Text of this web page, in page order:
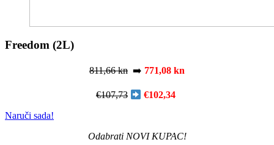
Freedom (2L)
811,66 kn ➡️ 771,08 kn
€107,73
€102,34
Naruči sada!
Odabrati NOVI KUPAC!